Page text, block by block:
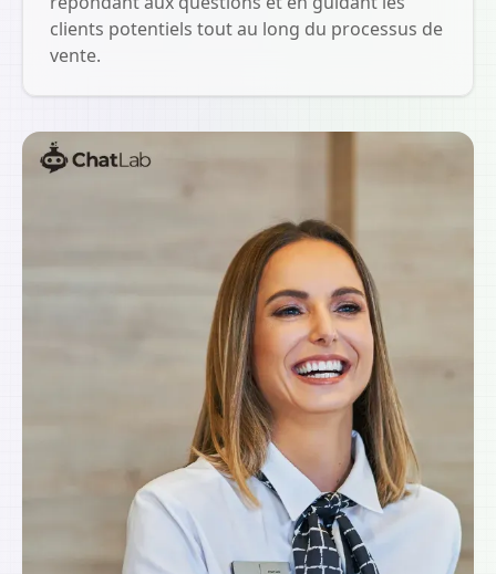
clients potentiels tout au long du processus de
vente.